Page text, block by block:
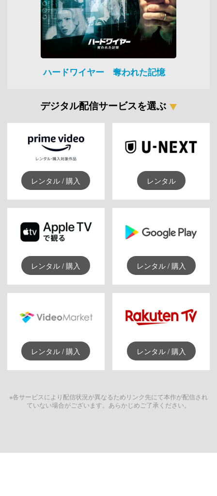
ハードワイヤー 奪われた記憶
デジタル配信サービスを選ぶ
レンタル / 購入 レンタル
レンタル / 購入 レンタル / 購入
レンタル / 購入 レンタル / 購入
※各サービスにより配信状況が異なるためリンク先にて本作が配信され
ていない場合がございます。あらかじめご了承ください。